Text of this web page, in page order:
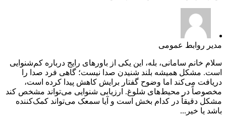
مدیر روابط عمومی
سلام خانم سامانی، بله، این یکی از باورهای رایج درباره کم‌شنوایی
است. مشکل همیشه بلند شنیدن صدا نیست؛ گاهی فرد صدا را
دریافت می‌کند اما وضوح گفتار برایش کاهش پیدا کرده است،
مخصوصاً در محیط‌های شلوغ. ارزیابی شنوایی می‌تواند مشخص کند
مشکل دقیقاً در کدام بخش است و آیا سمعک می‌تواند کمک‌کننده
باشد یا خیر...